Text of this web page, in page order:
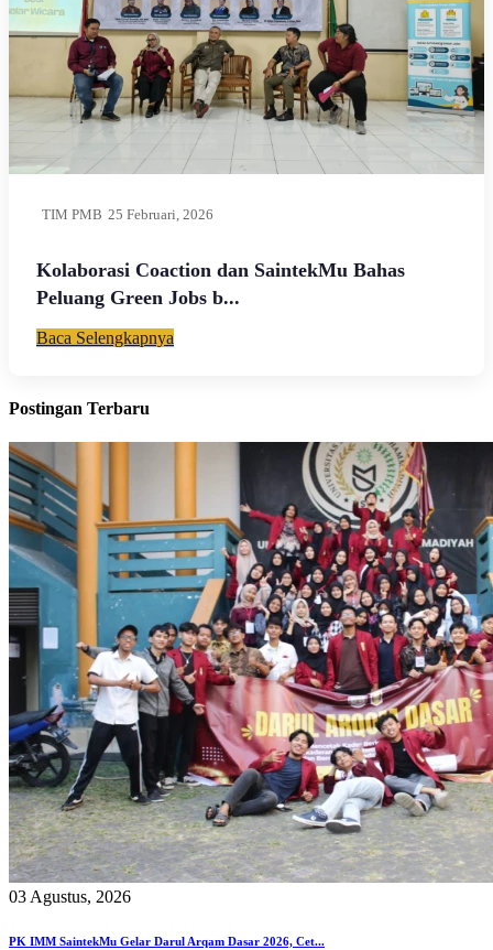
TIM PMB 25 Februari, 2026
Kolaborasi Coaction dan SaintekMu Bahas
Peluang Green Jobs b...
Baca Selengkapnya
Postingan Terbaru
03 Agustus, 2026
PK IMM SaintekMu Gelar Darul Arqam Dasar 2026, Cet...